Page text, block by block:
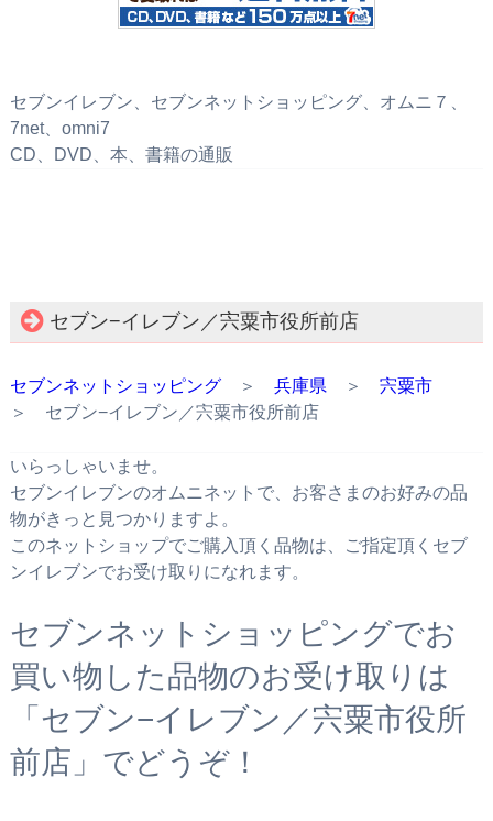
セブンイレブン、セブンネットショッピング、オムニ７、
7net、omni7
CD、DVD、本、書籍の通販
セブン−イレブン／宍粟市役所前店
セブンネットショッピング＞ 兵庫県 ＞ 宍粟市
＞ セブン−イレブン／宍粟市役所前店
いらっしゃいませ。
セブンイレブンのオムニネットで、お客さまのお好みの品
物がきっと見つかりますよ。
このネットショップでご購入頂く品物は、ご指定頂くセブ
ンイレブンでお受け取りになれます。
セブンネットショッピングでお
買い物した品物のお受け取りは
「セブン−イレブン／宍粟市役所
前店」でどうぞ！